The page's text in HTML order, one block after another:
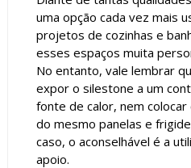
uma opção cada vez mais
projetos de cozinhas e
esses espaços muita
No entanto, vale lembrar
expor o silestone a um
fonte de calor, nem
do mesmo panelas e
caso, o aconselhável é a
apoio.